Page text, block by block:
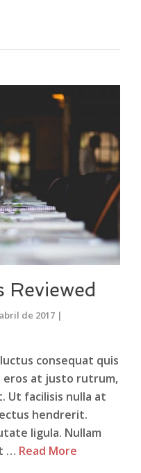
Reviewed
de 2017 |
consequat quis
eros at justo rutrum,
Ut facilisis nulla at
hendrerit.
ligula. Nullam
… Read More